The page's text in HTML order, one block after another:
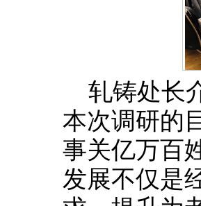
轧铸处长
本次调研的
事关亿万百
发展不仅是